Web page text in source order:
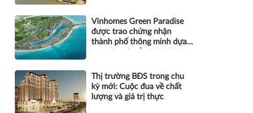
Vinhomes Green Paradise
được trao chứng nhận
thành phố thông minh dựa
Thị trường BĐS trong chu
kỳ mới: Cuộc đua về chất
lượng và giá trị thực